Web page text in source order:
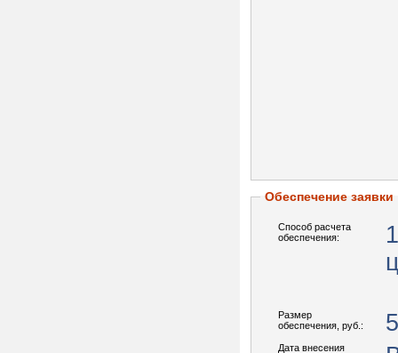
Обеспечение заявки
Способ расчета
обеспечения:
Размер
обеспечения, руб.:
Дата внесения